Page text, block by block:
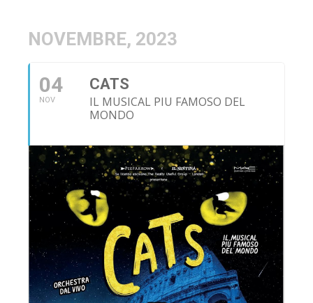
NOVEMBRE, 2023
04
NOV
CATS
IL MUSICAL PIU FAMOSO DEL
MONDO